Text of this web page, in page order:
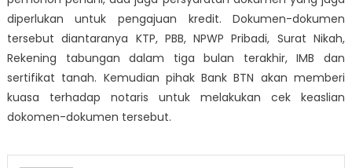
diperlukan untuk pengajuan kredit. Dokumen-dokumen
tersebut diantaranya KTP, PBB, NPWP Pribadi, Surat Nikah,
Rekening tabungan dalam tiga bulan terakhir, IMB dan
sertifikat tanah. Kemudian pihak Bank BTN akan memberi
kuasa terhadap notaris untuk melakukan cek keaslian
dokomen-dokumen tersebut.